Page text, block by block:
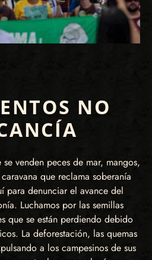
NO
venden peces de mar, mangos,
que reclama soberanía
para denunciar el avance del
Luchamos por las semillas
que se están perdiendo debido
La deforestación, las quemas
a los campesinos de sus